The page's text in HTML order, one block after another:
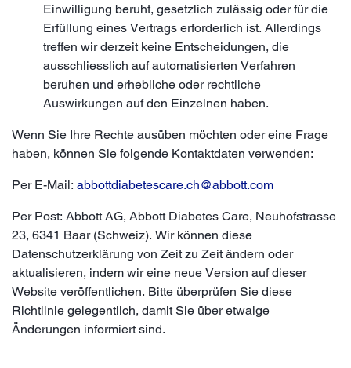
Einwilligung beruht, gesetzlich zulässig oder für die
Erfüllung eines Vertrags erforderlich ist. Allerdings
treffen wir derzeit keine Entscheidungen, die
ausschliesslich auf automatisierten Verfahren
beruhen und erhebliche oder rechtliche
Auswirkungen auf den Einzelnen haben.
Wenn Sie Ihre Rechte ausüben möchten oder eine Frage
haben, können Sie folgende Kontaktdaten verwenden:
Per E-Mail: abbottdiabetescare.ch@abbott.com
Per Post: Abbott AG, Abbott Diabetes Care, Neuhofstrasse
23, 6341 Baar (Schweiz). Wir können diese
Datenschutzerklärung von Zeit zu Zeit ändern oder
aktualisieren, indem wir eine neue Version auf dieser
Website veröffentlichen. Bitte überprüfen Sie diese
Richtlinie gelegentlich, damit Sie über etwaige
Änderungen informiert sind.